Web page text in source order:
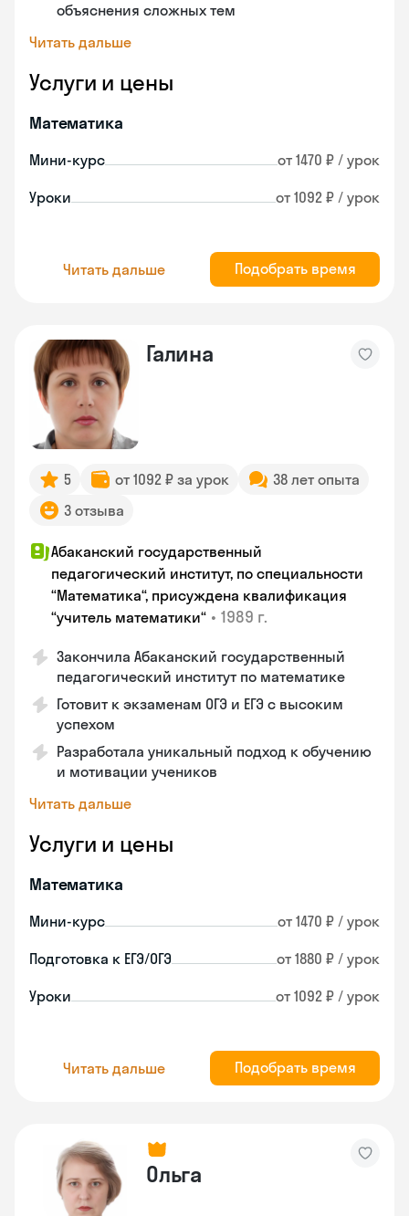
объяснения сложных тем
Читать дальше
Услуги и цены
Математика
Мини-курс от 1470 ₽ / урок
Уроки от 1092 ₽ / урок
Читать дальше Подобрать время
Галина
5 от 1092 ₽ за урок
38 лет опыта
3 отзыва
Абаканский государственный
педагогический институт, по специальности
“Математика“, присуждена квалификация
“учитель математики“ • 1989 г.
Закончила Абаканский государственный
педагогический институт по математике
Готовит к экзаменам ОГЭ и ЕГЭ с высоким
успехом
Разработала уникальный подход к обучению
и мотивации учеников
Читать дальше
Услуги и цены
Математика
Мини-курс от 1470 ₽ / урок
Подготовка к ЕГЭ/ОГЭ от 1880 ₽ / урок
Уроки от 1092 ₽ / урок
Читать дальше Подобрать время
Ольга